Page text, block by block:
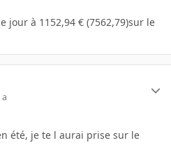
jour à 1152,94 € (7562,79)sur le
été, je te l aurai prise sur le